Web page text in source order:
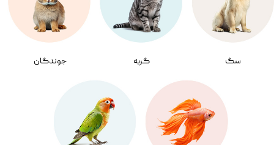
سگ گربه جوندگان